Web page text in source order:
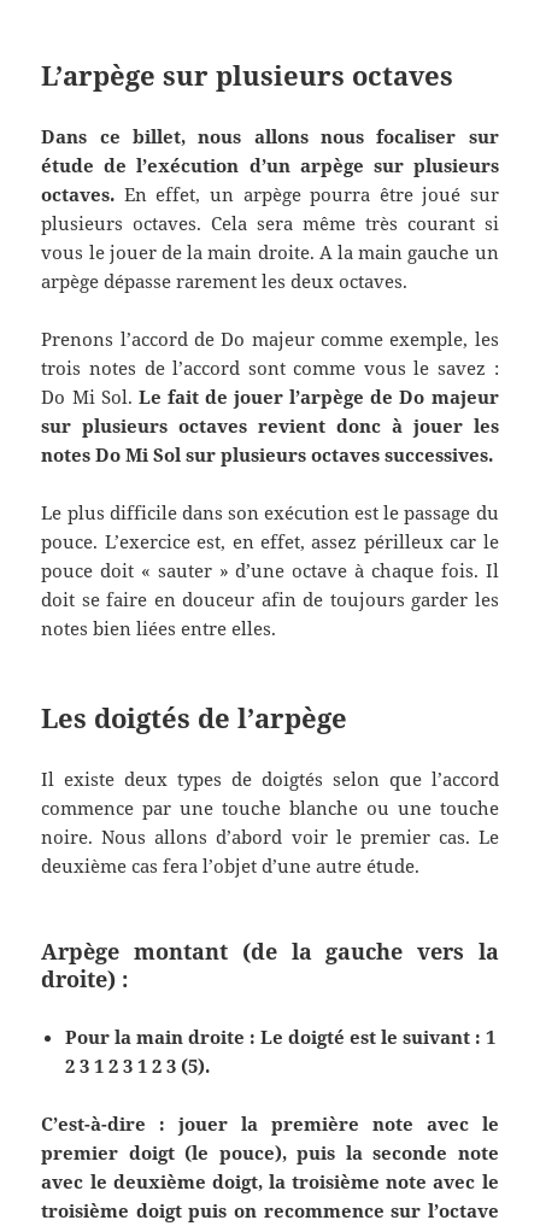
L’arpège sur plusieurs octaves
Dans ce billet, nous allons nous focaliser sur
étude de l’exécution d’un arpège sur plusieurs
octaves. En effet, un arpège pourra être joué sur
plusieurs octaves. Cela sera même très courant si
vous le jouer de la main droite. A la main gauche un
arpège dépasse rarement les deux octaves.
Prenons l’accord de Do majeur comme exemple, les
trois notes de l’accord sont comme vous le savez :
Do Mi Sol. Le fait de jouer l’arpège de Do majeur
sur plusieurs octaves revient donc à jouer les
notes Do Mi Sol sur plusieurs octaves successives.
Le plus difficile dans son exécution est le passage du
pouce. L’exercice est, en effet, assez périlleux car le
pouce doit « sauter » d’une octave à chaque fois. Il
doit se faire en douceur afin de toujours garder les
notes bien liées entre elles.
Les doigtés de l’arpège
Il existe deux types de doigtés selon que l’accord
commence par une touche blanche ou une touche
noire. Nous allons d’abord voir le premier cas. Le
deuxième cas fera l’objet d’une autre étude.
Arpège montant (de la gauche vers la
droite) :
Pour la main droite : Le doigté est le suivant : 1
2 3 1 2 3 1 2 3 (5).
C’est-à-dire : jouer la première note avec le
premier doigt (le pouce), puis la seconde note
avec le deuxième doigt, la troisième note avec le
troisième doigt puis on recommence sur l’octave